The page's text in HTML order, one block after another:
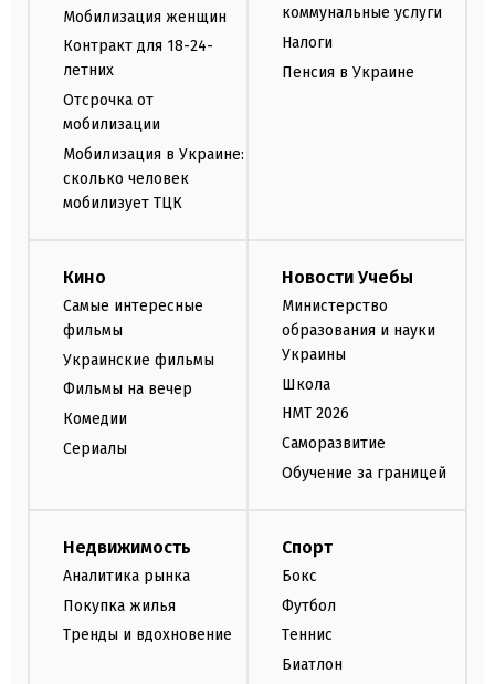
Мобилизация женщин
Контракт для 18-24-
летних
Отсрочка от
мобилизации
Мобилизация в Украине:
сколько человек
мобилизует ТЦК
коммунальные услуги
Налоги
Пенсия в Украине
Кино
Самые интересные
фильмы
Украинские фильмы
Фильмы на вечер
Комедии
Сериалы
Новости Учебы
Министерство
образования и науки
Украины
Школа
НМТ 2026
Саморазвитие
Обучение за границей
Недвижимость
Аналитика рынка
Покупка жилья
Тренды и вдохновение
Спорт
Бокс
Футбол
Теннис
Биатлон